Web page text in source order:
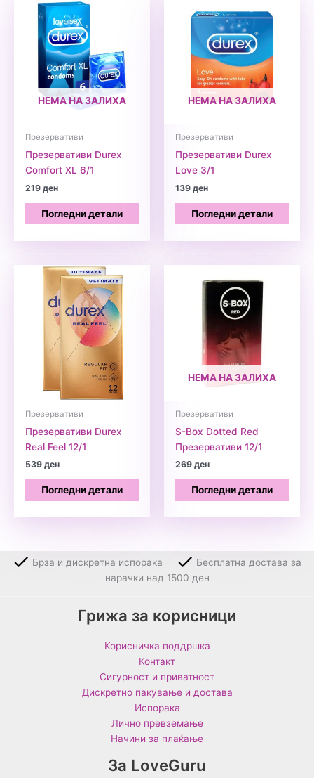
НЕМА НА ЗАЛИХА
Презервативи
Презервативи Durex
Comfort XL 6/1
219ден
Погледни детали
НЕМА НА ЗАЛИХА
Презервативи
Презервативи Durex
Love 3/1
139ден
Погледни детали
Презервативи
Презервативи Durex
Real Feel 12/1
539ден
Погледни детали
НЕМА НА ЗАЛИХА
Презервативи
S-Box Dotted Red
Презервативи 12/1
269ден
Погледни детали
Брза и дискретна испорака
Бесплатна достава за
нарачки над 1500 ден
Грижа за корисници
Корисничка поддршка
Контакт
Сигурност и приватност
Дискретно пакување и достава
Испорака
Лично превземање
Начини за плаќање
За LoveGuru